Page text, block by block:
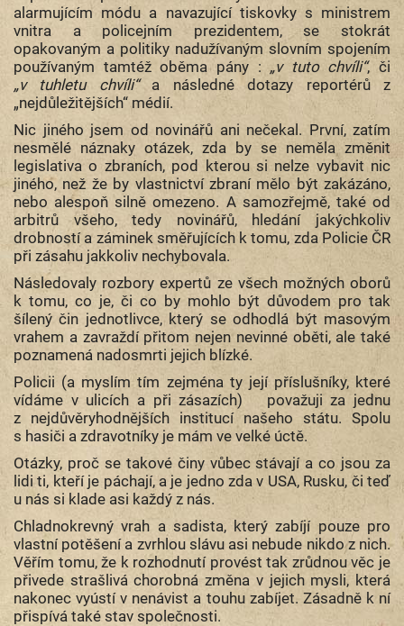
alarmujícím módu a navazující tiskovky s ministrem
vnitra a policejním prezidentem, se stokrát
opakovaným a politiky nadužívaným slovním spojením
používaným tamtéž oběma pány :„v tuto chvíli“, či
„v tuhletu chvíli“a následné dotazy reportérů z
„nejdůležitějších“ médií.
Nic jiného jsem od novinářů ani nečekal. První, zatím
nesmělé náznaky otázek, zda by se neměla změnit
legislativa o zbraních, pod kterou si nelze vybavit nic
jiného, než že by vlastnictví zbraní mělo být zakázáno,
nebo alespoň silně omezeno. A samozřejmě, také od
arbitrů všeho, tedy novinářů, hledání jakýchkoliv
drobností a záminek směřujících k tomu, zda Policie ČR
při zásahu jakkoliv nechybovala.
Následovaly rozbory expertů ze všech možných oborů
k tomu, co je, či co by mohlo být důvodem pro tak
šílený čin jednotlivce, který se odhodlá být masovým
vrahem a zavraždí přitom nejen nevinné oběti, ale také
poznamená nadosmrti jejich blízké.
Policii (a myslím tím zejména ty její příslušníky, které
vídáme v ulicích a při zásazích) považuji za jednu
z nejdůvěryhodnějších institucí našeho státu. Spolu
s hasiči a zdravotníky je mám ve velké úctě.
Otázky, proč se takové činy vůbec stávají a co jsou za
lidi ti, kteří je páchají, a je jedno zda v USA, Rusku, či teď
u nás si klade asi každý z nás.
Chladnokrevný vrah a sadista, který zabíjí pouze pro
vlastní potěšení a zvrhlou slávu asi nebude nikdo z nich.
Věřím tomu, že k rozhodnutí provést tak zrůdnou věc je
přivede strašlivá chorobná změna v jejich mysli, která
nakonec vyústí v nenávist a touhu zabíjet. Zásadně k ní
přispívá také stav společnosti.